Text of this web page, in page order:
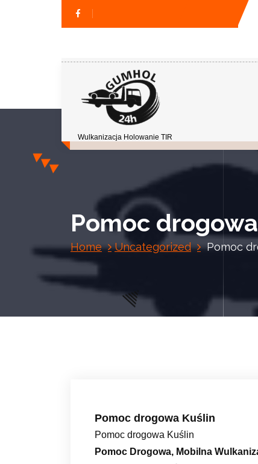
Wulkanizacja Holowanie TIR
Pomoc
Home Uncategorized Pomoc
Pomoc drogowa Kuślin
Pomoc drogowa Kuślin
Pomoc Drogowa, Mobilna